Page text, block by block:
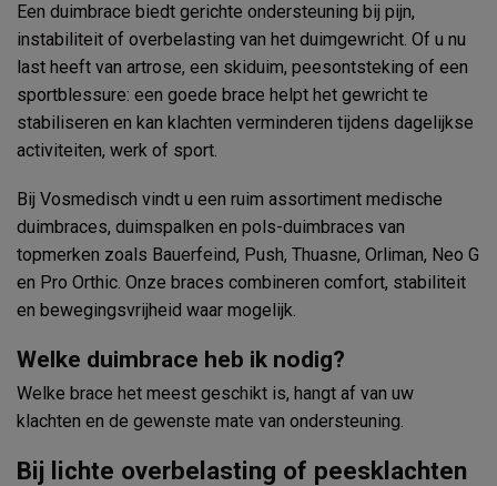
Een duimbrace biedt gerichte ondersteuning bij pijn,
instabiliteit of overbelasting van het duimgewricht. Of u nu
last heeft van artrose, een skiduim, peesontsteking of een
sportblessure: een goede brace helpt het gewricht te
stabiliseren en kan klachten verminderen tijdens dagelijkse
activiteiten, werk of sport.
Bij Vosmedisch vindt u een ruim assortiment medische
duimbraces, duimspalken en pols-duimbraces van
topmerken zoals Bauerfeind, Push, Thuasne, Orliman, Neo G
en Pro Orthic. Onze braces combineren comfort, stabiliteit
en bewegingsvrijheid waar mogelijk.
Welke duimbrace heb ik nodig?
Welke brace het meest geschikt is, hangt af van uw
klachten en de gewenste mate van ondersteuning.
Bij lichte overbelasting of peesklachten